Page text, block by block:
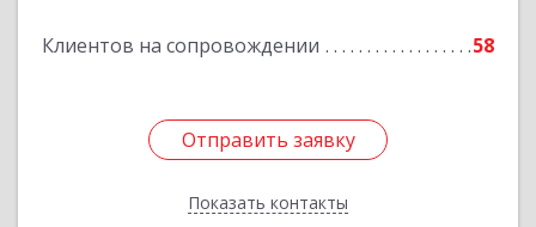
Клиентов на сопровождении 58
Отправить заявку
Показать контакты
Подробнее
Отправить заявку
Назад